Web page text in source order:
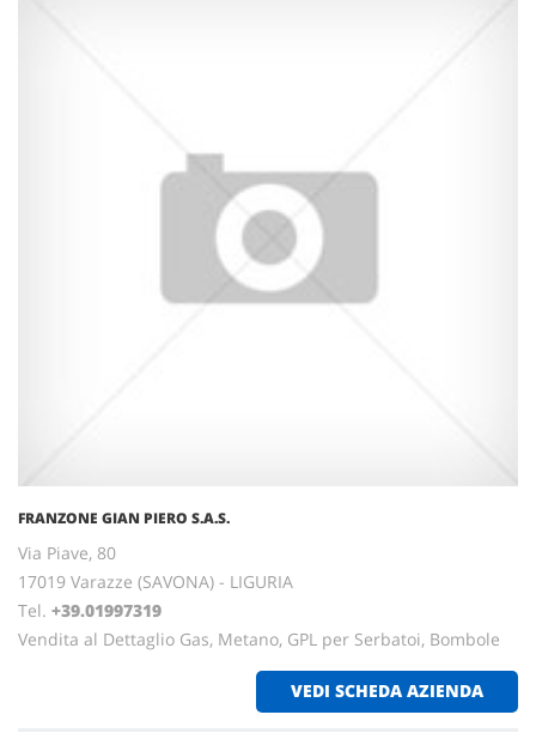
FRANZONE GIAN PIERO S.A.S.
Via Piave, 80
17019 Varazze (SAVONA) - LIGURIA
Tel. +39.01997319
Vendita al Dettaglio Gas, Metano, GPL per Serbatoi, Bombole
VEDI SCHEDA AZIENDA